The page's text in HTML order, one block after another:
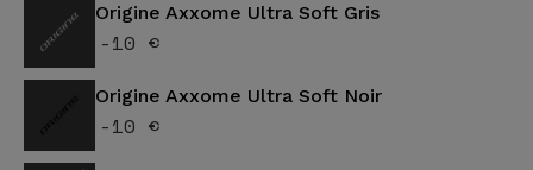
Origine Axxome Ultra Soft Gris
-10 €
Origine Axxome Ultra Soft Noir
-10 €